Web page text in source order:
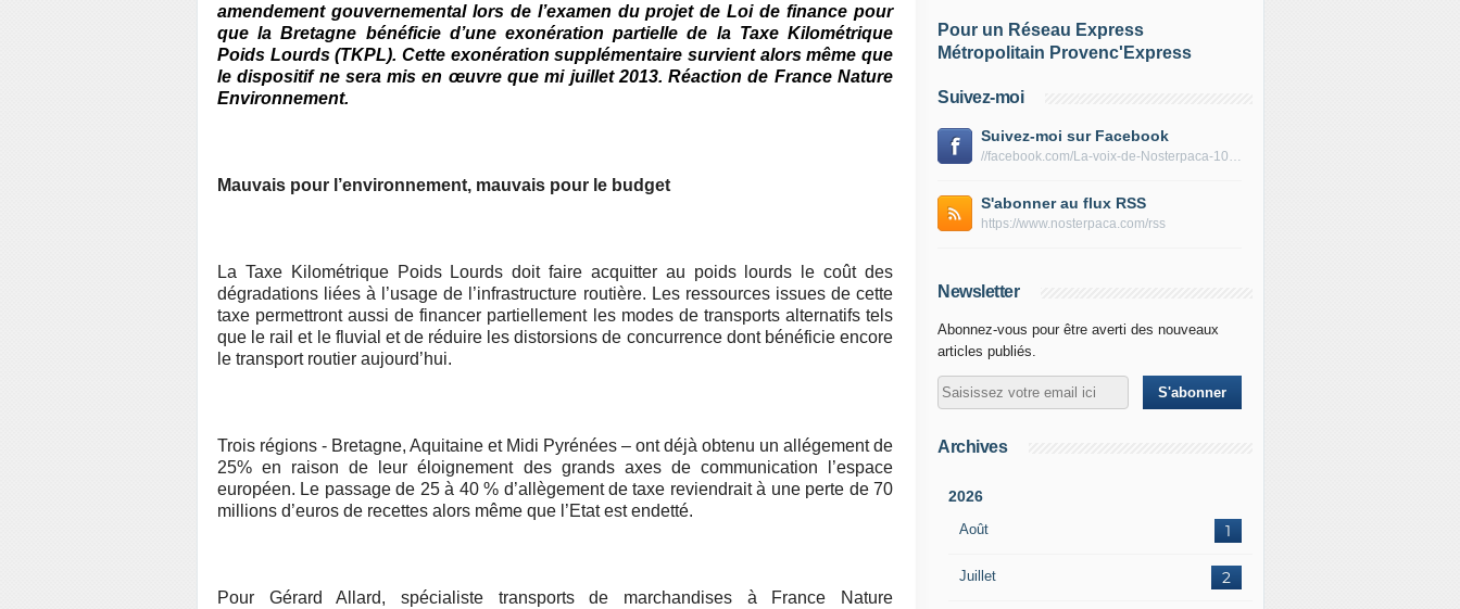
amendement gouvernemental lors de l’examen du projet de Loi de finance pour
que la Bretagne bénéficie d’une exonération partielle de la Taxe Kilométrique
Poids Lourds (TKPL). Cette exonération supplémentaire survient alors même que
le dispositif ne sera mis en œuvre que mi juillet 2013. Réaction de France Nature
Environnement.
Mauvais pour l’environnement, mauvais pour le budget
La Taxe Kilométrique Poids Lourds doit faire acquitter au poids lourds le coût des
dégradations liées à l’usage de l’infrastructure routière. Les ressources issues de cette
taxe permettront aussi de financer partiellement les modes de transports alternatifs tels
que le rail et le fluvial et de réduire les distorsions de concurrence dont bénéficie encore
le transport routier aujourd’hui.
Trois régions - Bretagne, Aquitaine et Midi Pyrénées – ont déjà obtenu un allégement de
25% en raison de leur éloignement des grands axes de communication l’espace
européen. Le passage de 25 à 40 % d’allègement de taxe reviendrait à une perte de 70
millions d’euros de recettes alors même que l’Etat est endetté.
Pour Gérard Allard, spécialiste transports de marchandises à France Nature
Pour un Réseau Express
Métropolitain Provenc'Express
Suivez-moi
Suivez-moi sur Facebook
//facebook.com/La-voix-de-Nosterpaca-106434384284735
S'abonner au flux RSS
https://www.nosterpaca.com/rss
Newsletter
Abonnez-vous pour être averti des nouveaux
articles publiés.
Archives
2026
Août 1
Juillet 2